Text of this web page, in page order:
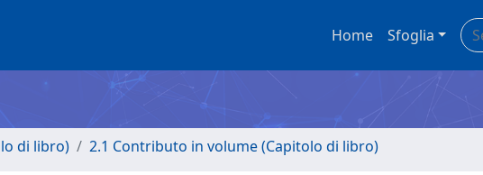
Home Sfoglia
di libro) 2.1 Contributo in volume (Capitolo di libro)